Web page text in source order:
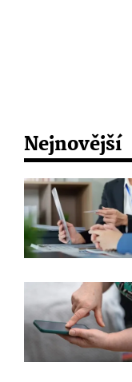
Nejnovější